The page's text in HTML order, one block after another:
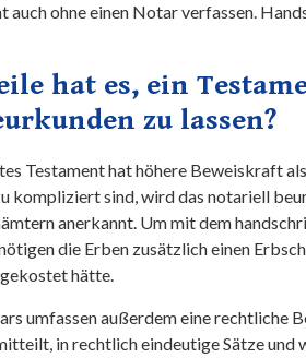
auch ohne einen Notar verfassen.
hat es, ein
zu lassen?
Testament hat höhere Beweiskraft
kompliziert sind, wird das notariell
anerkannt. Um mit dem
die Erben zusätzlich einen
hätte.
umfassen außerdem eine rechtliche
in rechtlich eindeutige Sätze und